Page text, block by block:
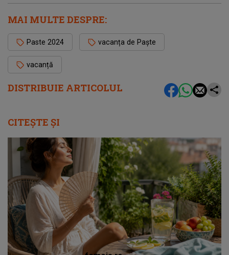
DISTRIBUIE ARTICOLUL
MAI MULTE DESPRE:
Paste 2024 vacanța de Paște
vacanță
CITEȘTE ȘI